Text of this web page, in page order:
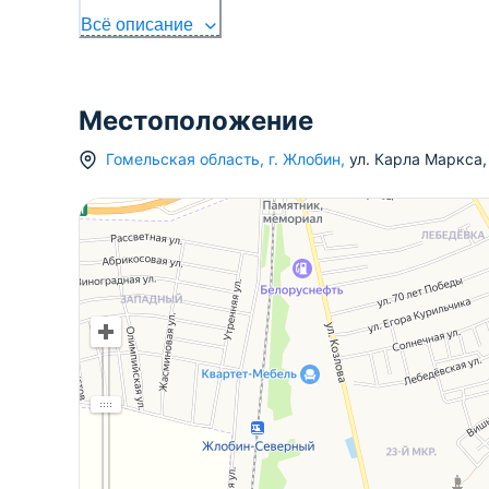
Всё описание
Местоположение
Гомельская область, г. Жлобин, ул. Карла Маркса,